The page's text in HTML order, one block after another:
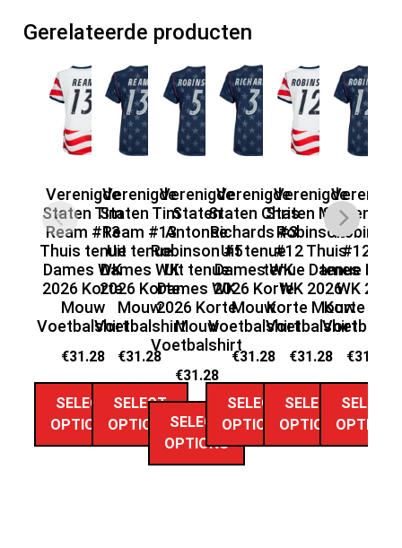
Gerelateerde producten
Verenigde
Staten Tim
Ream #13
Thuis tenue
Dames WK
2026 Korte
Mouw
Voetbalshirt
€31.28
SELECT
OPTIONS
Verenigde
Staten Tim
Ream #13
Uit tenue
Dames WK
2026 Korte
Mouw
Voetbalshirt
€31.28
SELECT
OPTIONS
Verenigde
Staten
Antonee
Robinson #5
Uit tenue
Dames WK
2026 Korte
Mouw
Voetbalshirt
€31.28
SELECT
OPTIONS
Verenigde
Staten Chris
Richards #3
Uit tenue
Dames WK
2026 Korte
Mouw
Voetbalshirt
€31.28
SELECT
OPTIONS
Verenigde
Staten Miles
Robinson
#12 Thuis
tenue Dames
WK 2026
Korte Mouw
Voetbalshirt
€31.28
SELECT
OPTIONS
Staten
Robinson
#12 Uit
tenue
WK 2026
Korte
€31.28
SELECT
OPTIONS